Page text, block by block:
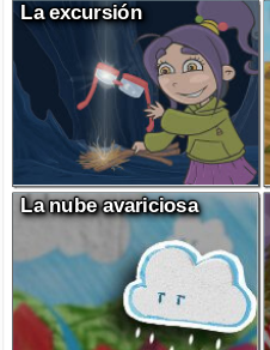
La excursión
La nube avariciosa